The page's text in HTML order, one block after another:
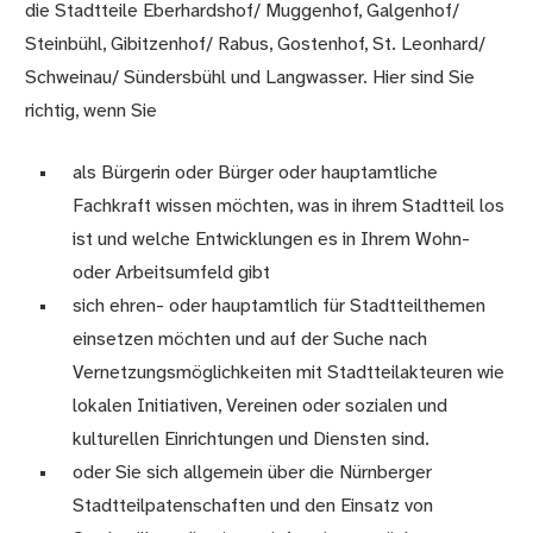
die Stadtteile Eberhardshof/ Muggenhof, Galgenhof/
Steinbühl, Gibitzenhof/ Rabus, Gostenhof, St. Leonhard/
Schweinau/ Sündersbühl und Langwasser. Hier sind Sie
richtig, wenn Sie
als Bürgerin oder Bürger oder hauptamtliche
Fachkraft wissen möchten, was in ihrem Stadtteil los
ist und welche Entwicklungen es in Ihrem Wohn-
oder Arbeitsumfeld gibt
sich ehren- oder hauptamtlich für Stadtteilthemen
einsetzen möchten und auf der Suche nach
Vernetzungsmöglichkeiten mit Stadtteilakteuren wie
lokalen Initiativen, Vereinen oder sozialen und
kulturellen Einrichtungen und Diensten sind.
oder Sie sich allgemein über die Nürnberger
Stadtteilpatenschaften und den Einsatz von